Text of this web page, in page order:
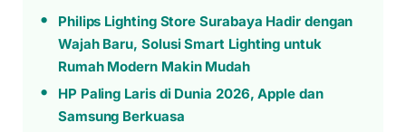
Philips Lighting Store Surabaya Hadir dengan
Wajah Baru, Solusi Smart Lighting untuk
Rumah Modern Makin Mudah
HP Paling Laris di Dunia 2026, Apple dan
Samsung Berkuasa